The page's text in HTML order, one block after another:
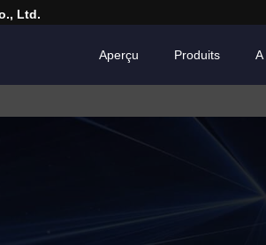
Ltd.
Aperçu Produits A